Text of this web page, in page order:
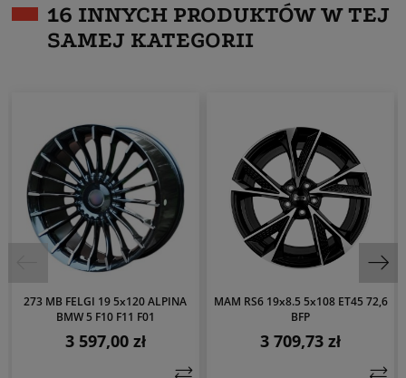
16 INNYCH PRODUKTÓW W TEJ
SAMEJ KATEGORII
273 MB FELGI 19 5x120 ALPINA
BMW 5 F10 F11 F01
Cena
3 597,00 zł
MAM RS6 19x8.5 5x108 ET45 72,6
BFP
Cena
3 709,73 zł